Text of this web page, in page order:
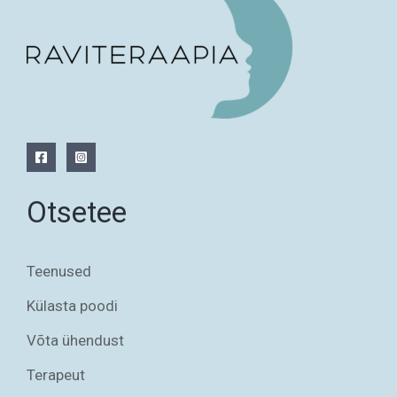
Otsetee
Teenused
Külasta poodi
Võta ühendust
Terapeut